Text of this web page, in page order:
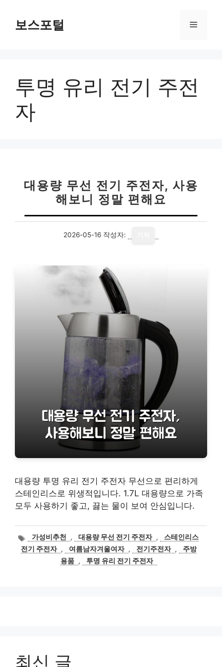
보스포털 메
투명 유리 전기 주전
자
대용량 무선 전기 주전자, 사용
해보니 정말 편해요
2026-05-16 작성자:
대용량 투명 유리 전기 주전자 무선으로 편리하게
스테인리스로 위생적입니다. 1.7L 대용량으로 가족
모두 사용하기 좋고, 끓는 물이 보여 안심입니다.
태
그
가성비추천 , 대용량 무선 전기 주전자 ,
스테인리스
전기 주전자 , 여름남자겨울여자 , 전기주전자 ,
주방
용품 , 투명 유리 전기 주전자
최신 글